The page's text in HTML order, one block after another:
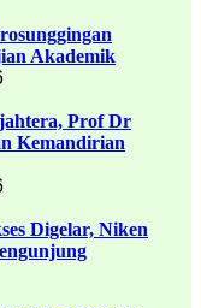
Akademik
Prof Dr
Kemandirian
Digelar, Niken